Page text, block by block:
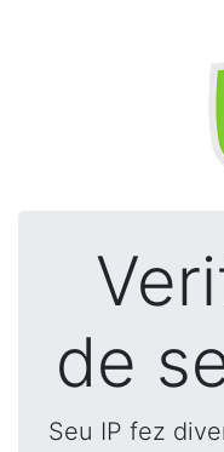
de
Seu IP fez